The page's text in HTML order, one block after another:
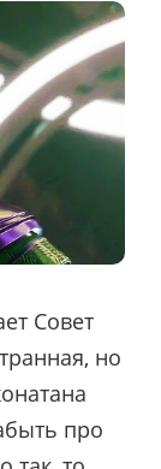
Совет
но
про